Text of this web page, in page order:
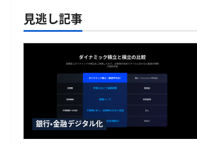
見逃し記事
銀行・金融デジタル化